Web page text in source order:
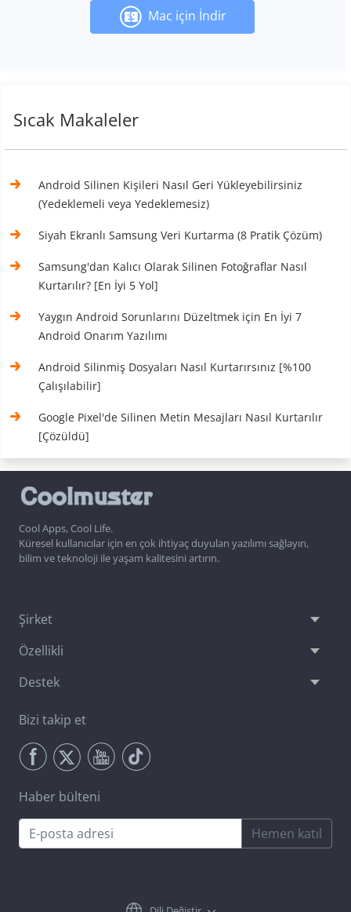
Mac için İndir
Sıcak Makaleler
Android Silinen Kişileri Nasıl Geri Yükleyebilirsiniz
(Yedeklemeli veya Yedeklemesiz)
Siyah Ekranlı Samsung Veri Kurtarma (8 Pratik Çözüm)
Samsung'dan Kalıcı Olarak Silinen Fotoğraflar Nasıl
Kurtarılır? [En İyi 5 Yol]
Yaygın Android Sorunlarını Düzeltmek için En İyi 7
Android Onarım Yazılımı
Android Silinmiş Dosyaları Nasıl Kurtarırsınız [%100
Çalışılabilir]
Google Pixel'de Silinen Metin Mesajları Nasıl Kurtarılır
[Çözüldü]
Cool Apps, Cool Life.
Küresel kullanıcılar için en çok ihtiyaç duyulan yazılımı sağlayın,
bilim ve teknoloji ile yaşam kalitesini artırın.
Şirket
Özellikli
Destek
Bizi takip et
Haber bülteni
Hemen katıl